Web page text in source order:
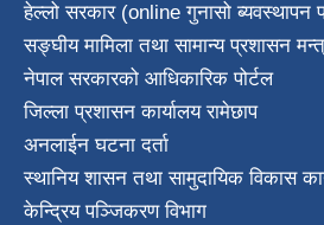
हेल्लो सरकार (online गुनासो ब्यवस्थापन
सङ्घीय मामिला तथा सामान्य प्रशासन
नेपाल सरकारको आधिकारिक पोर्टल
जिल्ला प्रशासन कार्यालय रामेछाप
अनलाईन घटना दर्ता
स्थानिय शासन तथा सामुदायिक विकास
केन्द्रिय पञ्जिकरण विभाग